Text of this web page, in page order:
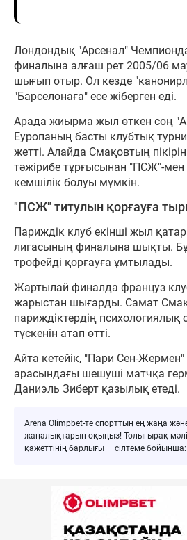
Лондондық "Арсенал"
финалына алғаш рет 2005/06
шығып отыр. Ол кезде
"Барселонаға" есе жіберген еді.
Арада жиырма жыл өткен соң
Еуропаның басты клубтық
жетті. Алайда Смақовтың
тәжірибе тұрғысынан "ПСЖ"-
кемшілік болуы мүмкін.
"ПСЖ" титулын қорғауға
Париждік клуб екінші жыл
лигасының финалына шықты.
трофейді қорғауға ұмтылады.
Жартылай финалда француз
жарыстан шығарды. Самат
париждіктердің психологиялық
түскенін атап өтті.
Айта кетейік, "Пари Сен-
арасындағы шешуші матчқа
Даниэль Зиберт қазылық етеді.
Arena Olimpbet-те спорттың ең жаңа
жаңалықтарын оқыңыз! Толығырақ
қажеттінің барлығы — сілтеме бойынша: